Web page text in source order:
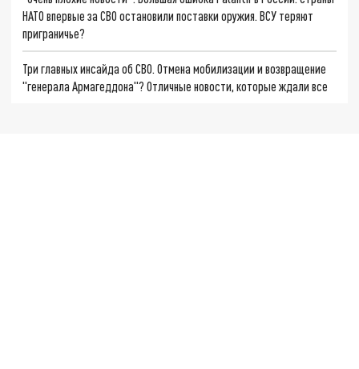
НАТО впервые за СВО остановили поставки оружия. ВСУ теряют
приграничье?
Три главных инсайда об СВО. Отмена мобилизации и возвращение
"генерала Армагеддона"? Отличные новости, которые ждали все